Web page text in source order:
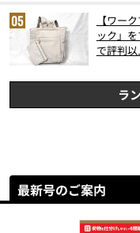
【ワー
ック」
で評判
ラ
最新号のご案内